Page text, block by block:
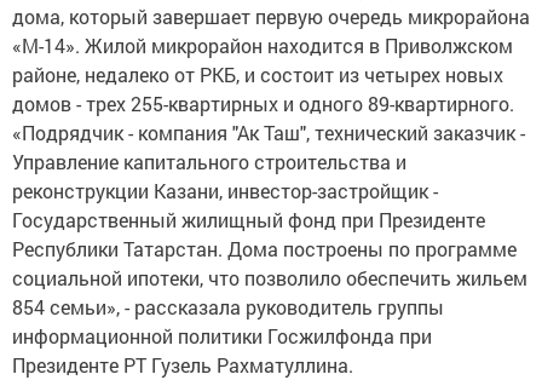
дома, который завершает первую очередь микрорайона
«М-14». Жилой микрорайон находится в Приволжском
районе, недалеко от РКБ, и состоит из четырех новых
домов - трех 255-квартирных и одного 89-квартирного.
«Подрядчик - компания "Ак Таш", технический заказчик -
Управление капитального строительства и
реконструкции Казани, инвестор-застройщик -
Государственный жилищный фонд при Президенте
Республики Татарстан. Дома построены по программе
социальной ипотеки, что позволило обеспечить жильем
854 семьи», - рассказала руководитель группы
информационной политики Госжилфонда при
Президенте РТ Гузель Рахматуллина.